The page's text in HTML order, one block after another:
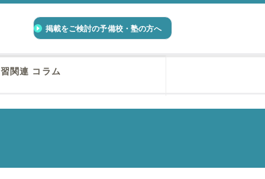
掲載をご検討の予備校・塾の方へ
関連 コラム